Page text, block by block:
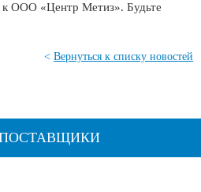
ООО «Центр Метиз». Будьте
< Вернуться к списку новостей